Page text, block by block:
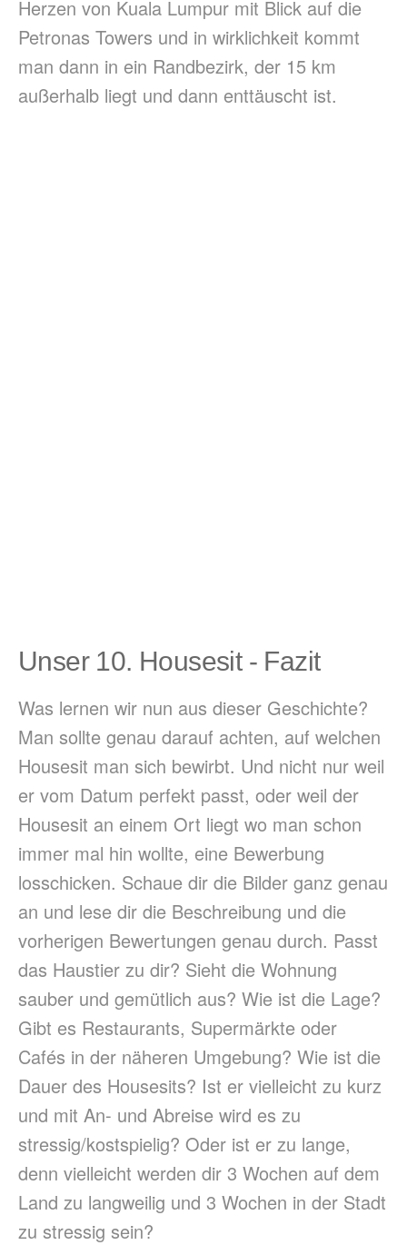
Herzen von Kuala Lumpur mit Blick auf die
Petronas Towers und in wirklichkeit kommt
man dann in ein Randbezirk, der 15 km
außerhalb liegt und dann enttäuscht ist.
Unser 10. Housesit - Fazit
Was lernen wir nun aus dieser Geschichte?
Man sollte genau darauf achten, auf welchen
Housesit man sich bewirbt. Und nicht nur weil
er vom Datum perfekt passt, oder weil der
Housesit an einem Ort liegt wo man schon
immer mal hin wollte, eine Bewerbung
losschicken. Schaue dir die Bilder ganz genau
an und lese dir die Beschreibung und die
vorherigen Bewertungen genau durch. Passt
das Haustier zu dir? Sieht die Wohnung
sauber und gemütlich aus? Wie ist die Lage?
Gibt es Restaurants, Supermärkte oder
Cafés in der näheren Umgebung? Wie ist die
Dauer des Housesits? Ist er vielleicht zu kurz
und mit An- und Abreise wird es zu
stressig/kostspielig? Oder ist er zu lange,
denn vielleicht werden dir 3 Wochen auf dem
Land zu langweilig und 3 Wochen in der Stadt
zu stressig sein?